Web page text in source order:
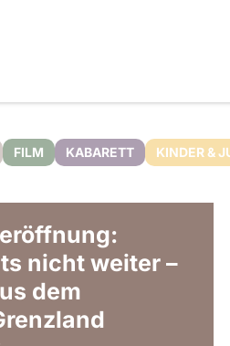
FILM KABARETT KINDER &
nicht weiter –
dem